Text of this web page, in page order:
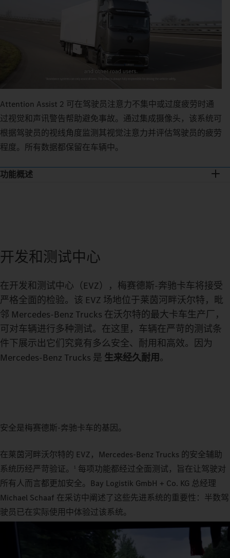
Attention Assist 2 可在驾驶员注意力不集中或过度疲劳时通
过视觉和声讯警告帮助避免事故。通过集成摄像头，该系统可
根据驾驶员的视线角度监测其视觉注意力并评估驾驶员的疲劳
程度。所有数据都保留在车辆中。
功能概述
开发和测试中心
在开发和测试中心（EVZ），梅赛德斯-奔驰卡车将接受
严格全面的检验。该 EVZ 场地位于莱茵河畔沃尔特，毗
邻 Mercedes-Benz Trucks 在沃尔特的最大卡车生产厂，
可对车辆进行多种测试。在这里，车辆在严苛的测试条
件下展示出它们究竟有多么安全、耐用和高效。因为
Mercedes-Benz Trucks 是 生来经久耐用。
安全是梅赛德斯-奔驰卡车的基因。
在莱茵河畔沃尔特的 EVZ，Mercedes-Benz Trucks 的安全辅助
系统历经严苛验证。
1 每项功能都经过全面测试，旨在让驾驶对
所有人而言都更加安全。Bay Logistik GmbH + Co. KG 总经理
Michael Schaaf 在采访中阐述了这些先进系统的重要性：半数驾
驶员已在实际使用中体验过该系统。